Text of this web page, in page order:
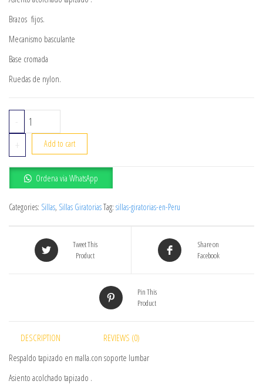
Brazos fijos.
Mecanismo basculante
Base cromada
Ruedas de nylon.
- SILLA GIRATORIA MILAN quantity
+ Add to cart
Ordena via WhatsApp
Categories: Sillas, Sillas GiratoriasTag: sillas-giratorias-en-Peru
Tweet This
Product
Share on
Facebook
Pin This
Product
DESCRIPTION
REVIEWS (0)
Respaldo tapizado en malla.con soporte lumbar
Asiento acolchado tapizado .